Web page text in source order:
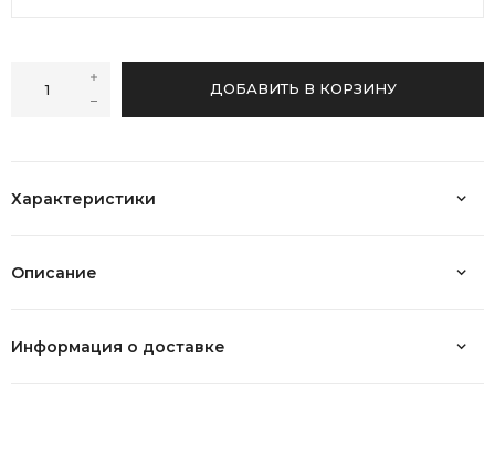
ДОБАВИТЬ В КОРЗИНУ
Характеристики
Описание
Информация о доставке